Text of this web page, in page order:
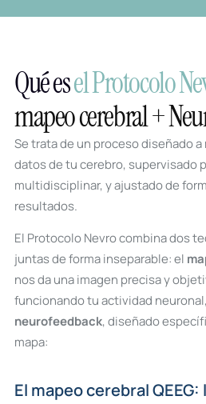
Qué esel Protocolo
mapeo cerebral +
Se trata de un proceso diseñado
datos de tu cerebro, supervisado
multidisciplinar, y ajustado de
resultados.
El Protocolo Nevro combina dos
juntas de forma inseparable: el
nos da una imagen precisa y
funcionando tu actividad
neurofeedback, diseñado
mapa:
El mapeo cerebral